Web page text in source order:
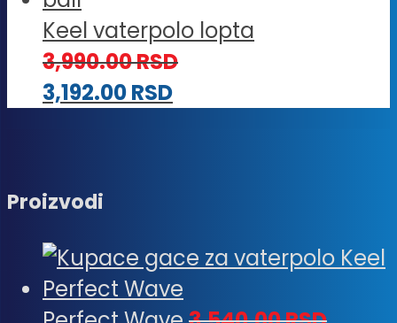
Keel vaterpolo lopta
3,990.00RSD
3,192.00RSD
Proizvodi